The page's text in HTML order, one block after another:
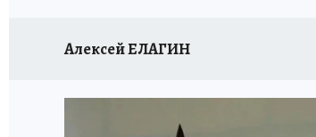
Алексей ЕЛАГИН